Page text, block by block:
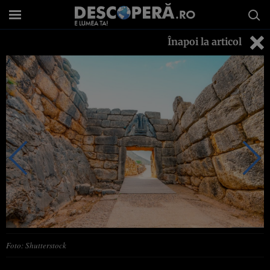
Înapoi la articol
Foto: Shutterstock